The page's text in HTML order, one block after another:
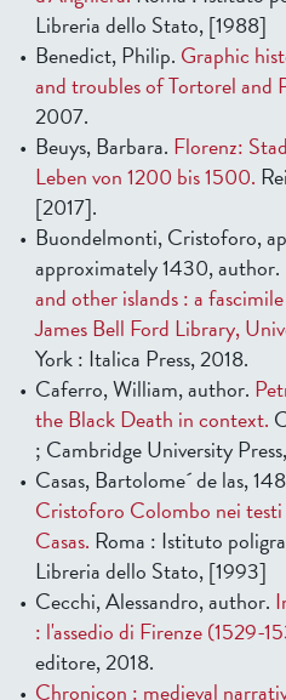
Libreria dello Stato, [1988]
Benedict, Philip. Graphic
and troubles of Tortorel and
2007.
Beuys, Barbara. Florenz:
Leben von 1200 bis 1500.
[2017].
Buondelmonti, Cristoforo,
approximately 1430, author.
and other islands : a
James Bell Ford Library,
York : Italica Press, 2018.
Caferro, William, author.
the Black Death in context.
; Cambridge University
Casas, Bartolome´ de las,
Cristoforo Colombo nei
Casas. Roma : Istituto
Libreria dello Stato, [1993]
Cecchi, Alessandro, author.
: l'assedio di Firenze (1529-
editore, 2018.
Chronicon : medieval